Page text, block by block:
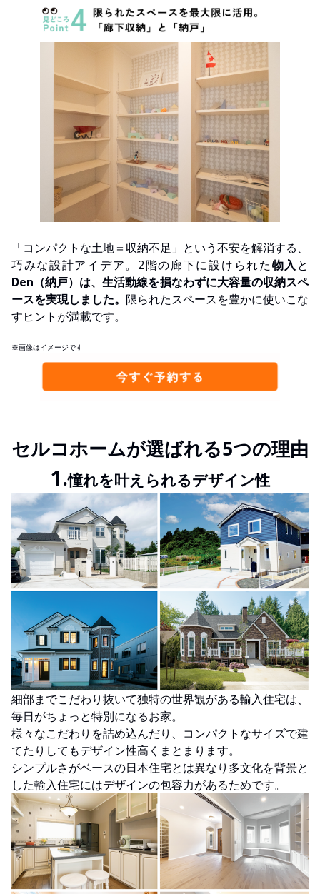
「コンパクトな土地＝収納不足」という不安を解消する、
巧みな設計アイデア。2階の廊下に設けられた物入 と
Den（納戸）は、生活動線を損なわずに大容量の収納スペ
ースを実現しました。 限られたスペースを豊かに使いこな
すヒントが満載です。
※画像はイメージです
セルコホームが選ばれる5つの理由
1.憧れを叶えられるデザイン性
細部までこだわり抜いて独特の世界観がある輸入住宅は、
毎日がちょっと特別になるお家。
様々なこだわりを詰め込んだり、コンパクトなサイズで建
てたりしてもデザイン性高くまとまります。
シンプルさがベースの日本住宅とは異なり多文化を背景と
した輸入住宅にはデザインの包容力があるためです。